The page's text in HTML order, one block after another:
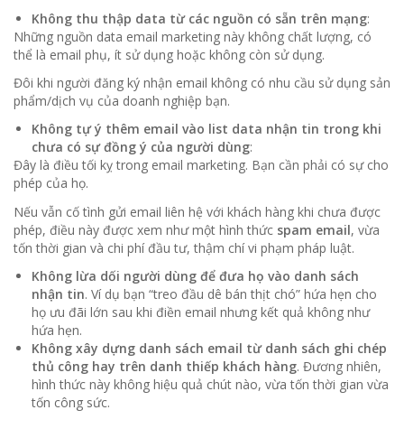
Không thu thập data từ các nguồn có sẵn trên mạng:
Những nguồn data email marketing này không chất lượng, có
thể là email phụ, ít sử dụng hoặc không còn sử dụng.
Đôi khi người đăng ký nhận email không có nhu cầu sử dụng sản
phẩm/dịch vụ của doanh nghiệp bạn.
Không tự ý thêm email vào list data nhận tin trong khi
chưa có sự đồng ý của người dùng:
Đây là điều tối kỵ trong email marketing. Bạn cần phải có sự cho
phép của họ.
Nếu vẫn cố tình gửi email liên hệ với khách hàng khi chưa được
phép, điều này được xem như một hình thức spam email, vừa
tốn thời gian và chi phí đầu tư, thậm chí vi phạm pháp luật.
Không lừa dối người dùng để đưa họ vào danh sách
nhận tin. Ví dụ bạn “treo đầu dê bán thịt chó” hứa hẹn cho
họ ưu đãi lớn sau khi điền email nhưng kết quả không như
hứa hẹn.
Không xây dựng danh sách email từ danh sách ghi chép
thủ công hay trên danh thiếp khách hàng. Đương nhiên,
hình thức này không hiệu quả chút nào, vừa tốn thời gian vừa
tốn công sức.